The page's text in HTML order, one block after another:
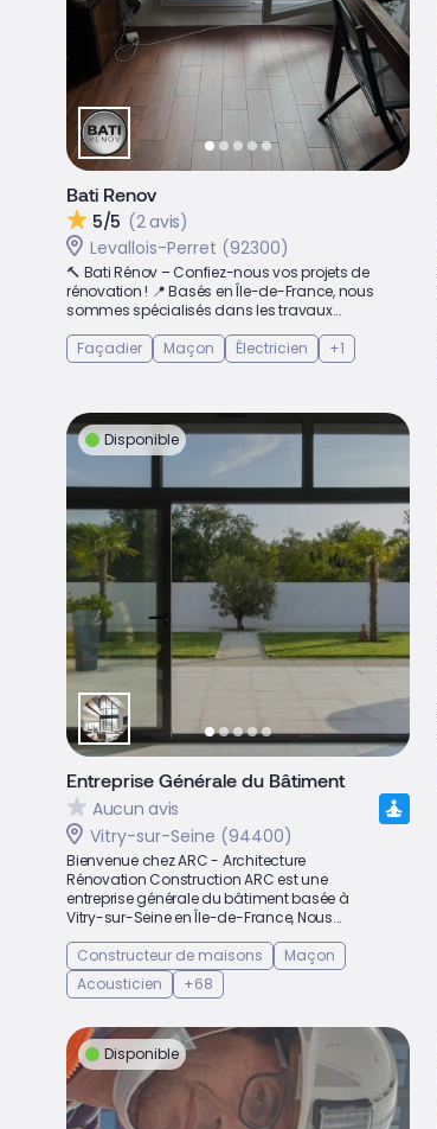
Bati Renov
5/5 (2 avis)
Levallois-Perret (92300)
🔨 Bati Rénov – Confiez-nous vos projets de
rénovation ! 📍 Basés en Île-de-France, nous
sommes spécialisés dans les travaux...
Façadier
Maçon Électricien +1
Disponible
Entreprise Générale du Bâtiment
Aucun avis
Vitry-sur-Seine (94400)
Bienvenue chez ARC - Architecture
Rénovation Construction ARC est une
entreprise générale du bâtiment basée à
Vitry-sur-Seine en Île-de-France, Nous...
Constructeur de maisons
Maçon
Acousticien
+68
Disponible